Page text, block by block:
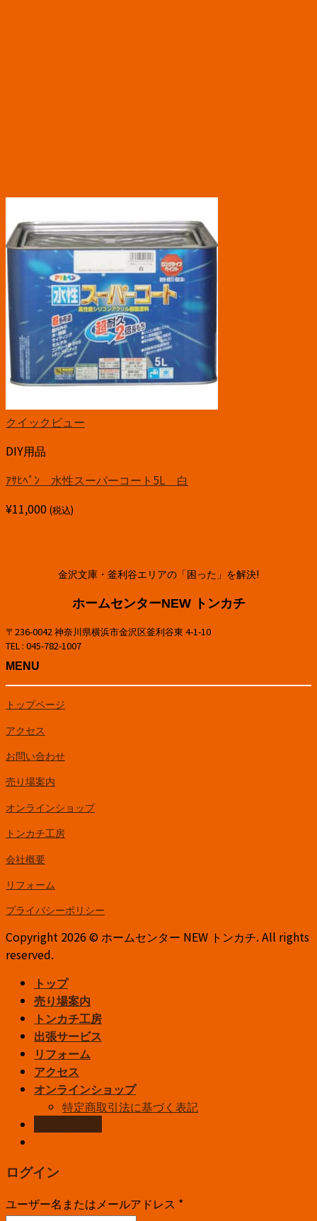
クイックビュー
DIY用品
ｱｻﾋﾍﾟﾝ 水性スーパーコート5L 白
¥11,000 (税込)
金沢文庫・釜利谷エリアの「困った」を解決!
ホームセンターNEW トンカチ
〒236-0042 神奈川県横浜市金沢区釜利谷東 4-1-10
TEL : 045-782-1007
MENU
トップページ
アクセス
お問い合わせ
売り場案内
オンラインショップ
トンカチ工房
会社概要
リフォーム
プライバシーポリシー
Copyright 2026 © ホームセンター NEW トンカチ. All rights
reserved.
トップ
売り場案内
トンカチ工房
出張サービス
リフォーム
アクセス
オンラインショップ
特定商取引法に基づく表記
ログイン
ユーザー名またはメールアドレス *